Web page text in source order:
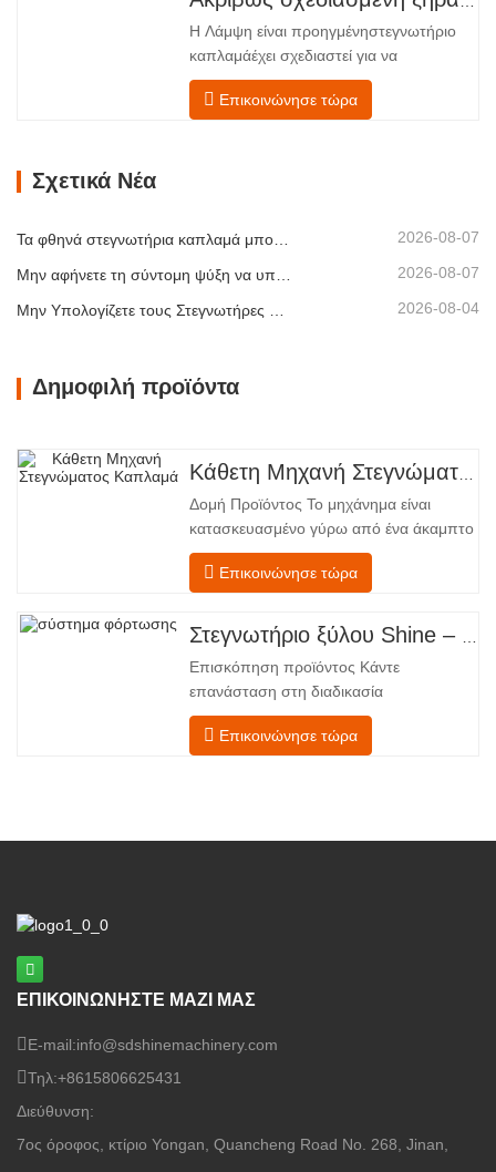
ανακάλυψη καπλαμάς ξύλουτεχνολογία
επεξεργασίας. Σχεδιασμένο για
κατασκευαστές κόντρα πλακέ,
εργοστάσια καπλαμά…
Η Λάμψη είναι προηγμένηστεγνωτήριο
καπλαμάέχει σχεδιαστεί για να
αντιμετωπίζει τις πιο συνηθισμένες
προκλήσεις σεστέγνωμα καπλαμά:
επιστήμη…
Επικοινώνησε τώρα
Σχετικά Νέα
2026-08-07
2026-08-07
Μην Υπολογίζετε τους Στεγνωτήρες Καπλαμά Μόνο με Βάση τη Χωρητικότητα 2026-08-04
Δημοφιλή προϊόντα
Κάθετη Μηχανή Στεγνώματος Καπλαμά
Δομή Προϊόντος Το μηχάνημα είναι
κατασκευασμένο γύρω από ένα άκαμπτο
χαλύβδινο πλαίσιο που υποστηρίζει
τέσσερις ενσωματωμένες λειτουργικές
από την τροφοδοσία έως την
εκφόρτωση. Τμήμα Τροφοδοσίας –
Εξοπλισμένο με έναν μεταφορέα
τροφοδοσίας και έναν μηχανισμό
Επικοινώνησε τώρα
Στεγνωτήριο ξύλου Shine – Πλήρες πρότυπο μεταφόρτωσης προϊόντος
Επισκόπηση προϊόντος Κάντε
επανάσταση στη διαδικασία
στεγνώματος του καπλαμά σας με την
προηγμένη τεχνολογία Shenghuai Ο
επεξεργασίας. Σχεδιασμένο για
Επικοινώνησε τώρα
ΕΠΙΚΟΙΝΩΝΗΣΤΕ ΜΑΖΙ ΜΑΣ
E-mail:info@sdshinemachinery.com
Τηλ:+8615806625431
Διεύθυνση:
7ος όροφος, κτίριο Yongan, Quancheng Road No. 268, Jinan,